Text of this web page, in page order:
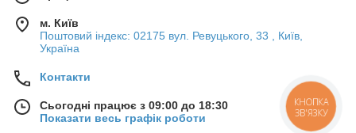
м. Київ
Поштовий індекс: 02175 вул. Ревуцького, 33 , Київ,
Україна
Контакти
Сьогодні працює з 09:00 до 18:30
Показати весь графік роботи
КНОПКА
ЗВ'ЯЗКУ